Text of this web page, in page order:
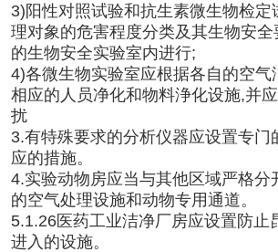
3)阳性对照试验和抗生素微生物检定
理对象的危害程度分类及其生物安
的生物安全实验室内进行;
4)各微生物实验室应根据各自的空气
相应的人员净化和物料浄化设施,并
扰
3.有特殊要求的分析仪器应设置专门
应的措施。
4.实验动物房应当与其他区域严格分
的空气处理设施和动物专用通道。
5.1.26医药工业洁净厂房应设置防止
进入的设施。